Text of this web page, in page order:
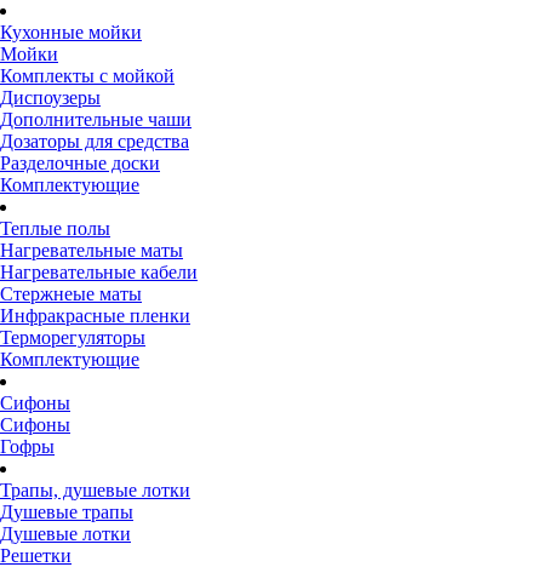
Кухонные мойки
Мойки
Комплекты с мойкой
Диспоузеры
Дополнительные чаши
Дозаторы для средства
Разделочные доски
Комплектующие
Теплые полы
Нагревательные маты
Нагревательные кабели
Стержнеые маты
Инфракрасные пленки
Терморегуляторы
Комплектующие
Сифоны
Сифоны
Гофры
Трапы, душевые лотки
Душевые трапы
Душевые лотки
Решетки